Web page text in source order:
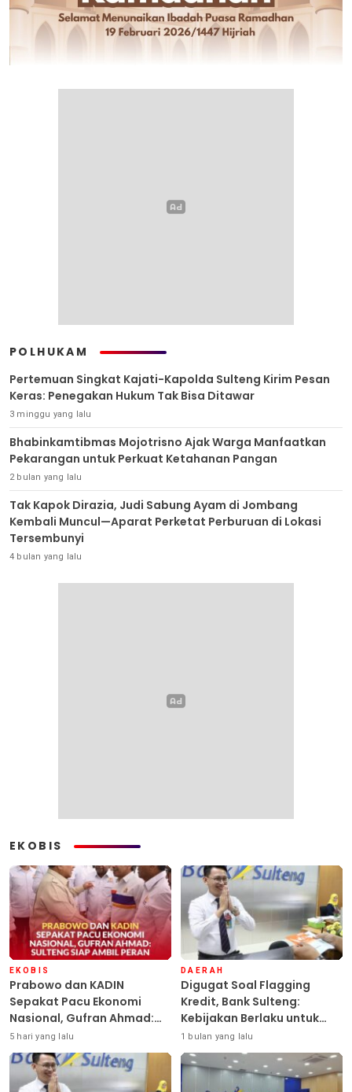
POLHUKAM
Pertemuan Singkat Kajati-Kapolda Sulteng Kirim Pesan
Keras: Penegakan Hukum Tak Bisa Ditawar
3 minggu yang lalu
Bhabinkamtibmas Mojotrisno Ajak Warga Manfaatkan
Pekarangan untuk Perkuat Ketahanan Pangan
2 bulan yang lalu
Tak Kapok Dirazia, Judi Sabung Ayam di Jombang
Kembali Muncul—Aparat Perketat Perburuan di Lokasi
Tersembunyi
4 bulan yang lalu
EKOBIS
EKOBIS
Prabowo dan KADIN
Sepakat Pacu Ekonomi
Nasional, Gufran Ahmad:
Sulteng Siap Ambil Peran
5 hari yang lalu
DAERAH
Digugat Soal Flagging
Kredit, Bank Sulteng:
Kebijakan Berlaku untuk
Seluruh Debitur ASN
1 bulan yang lalu